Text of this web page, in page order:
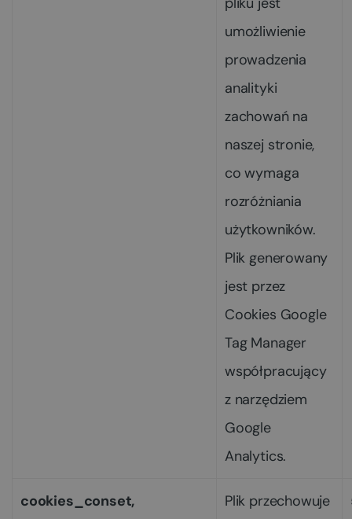
umożliwienie
prowadzenia
analityki
zachowań na
naszej stronie,
co wymaga
rozróżniania
użytkowników.
Plik generowany
jest przez
Cookies Google
Tag Manager
współpracujący
z narzędziem
Google
Analytics.
cookies_conset,
Plik przechowuje